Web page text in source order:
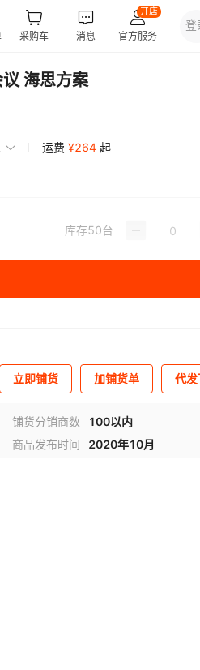
海思方案
运费 ¥264 起
库存50台
立即铺货 加铺货单 代
铺货分销商数
100以内
商品发布时间 2020年10月